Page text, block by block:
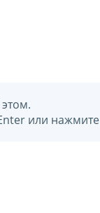
или нажмите